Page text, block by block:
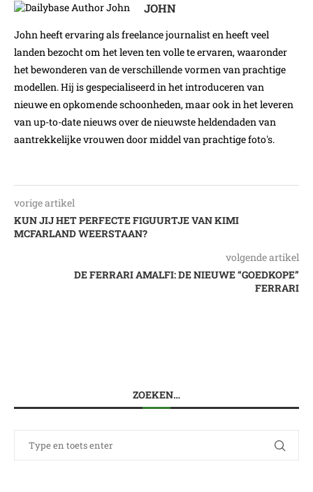
JOHN
John heeft ervaring als freelance journalist en heeft veel
landen bezocht om het leven ten volle te ervaren, waaronder
het bewonderen van de verschillende vormen van prachtige
modellen. Hij is gespecialiseerd in het introduceren van
nieuwe en opkomende schoonheden, maar ook in het leveren
van up-to-date nieuws over de nieuwste heldendaden van
aantrekkelijke vrouwen door middel van prachtige foto's.
vorige artikel
KUN JIJ HET PERFECTE FIGUURTJE VAN KIMI
MCFARLAND WEERSTAAN?
volgende artikel
DE FERRARI AMALFI: DE NIEUWE “GOEDKOPE”
FERRARI
ZOEKEN…